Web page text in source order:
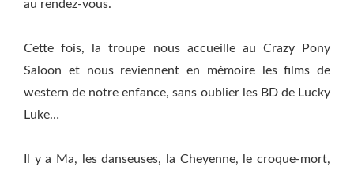
au rendez-vous.
Cette fois, la troupe nous accueille au Crazy Pony
Saloon et nous reviennent en mémoire les films de
western de notre enfance, sans oublier les BD de Lucky
Luke…
Il y a Ma, les danseuses, la Cheyenne, le croque-mort,